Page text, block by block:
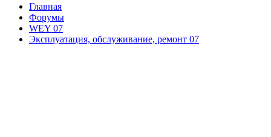
Главная
Форумы
WEY 07
Эксплуатация, обслуживание, ремонт 07